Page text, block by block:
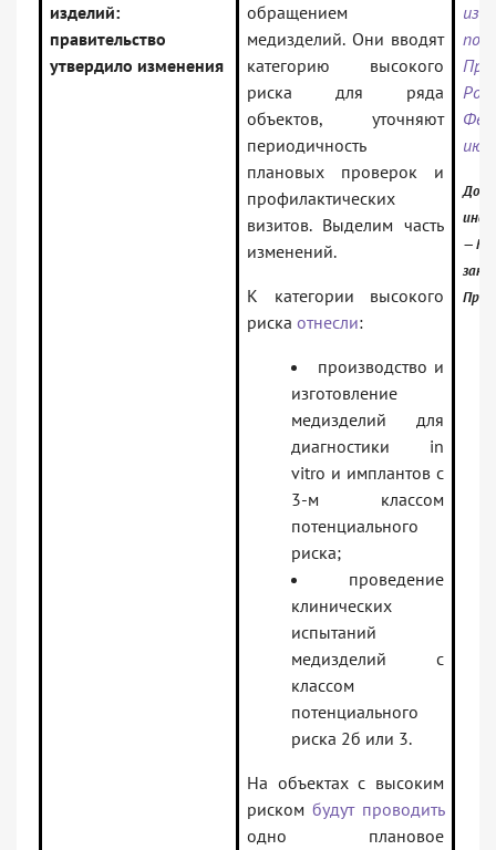
изделий:
правительство
утвердило изменения
обращением
медизделий. Они вводят
категорию высокого
риска для ряда
объектов, уточняют
периодичность
плановых проверок и
профилактических
визитов. Выделим часть
изменений.
К категории высокого
риска отнесли:
производство и
изготовление
медизделий для
диагностики in
vitro и имплантов с
3-м классом
потенциального
риска;
проведение
клинических
испытаний
медизделий с
классом
потенциального
риска 2б или 3.
На объектах с высоким
риском будут проводить
одно плановое
—